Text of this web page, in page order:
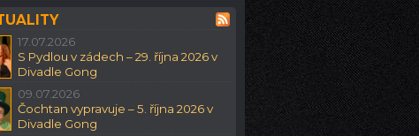
17.07.2026
S Pydlou v zádech – 29. října 2026 v
Divadle Gong
09.07.2026
Čochtan vypravuje – 5. října 2026 v
Divadle Gong